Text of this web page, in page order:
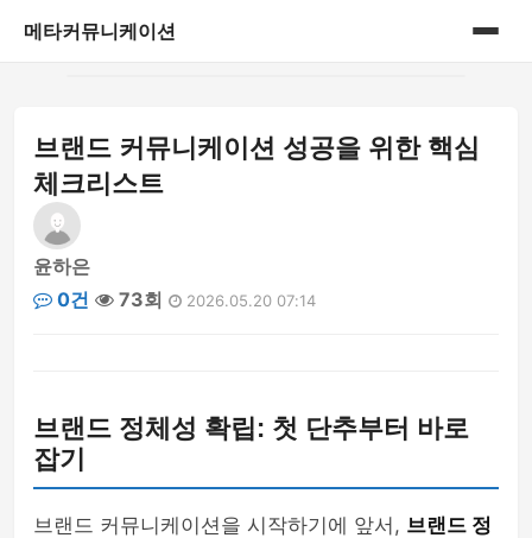
메타커뮤니케이션
게시판
브랜드 커뮤니케이션 성공을 위한 핵심
체크리스트
윤하은
0건
73회 2026.05.20 07:14
브랜드 정체성 확립: 첫 단추부터 바로
잡기
브랜드 커뮤니케이션을 시작하기에 앞서, 브랜드 정